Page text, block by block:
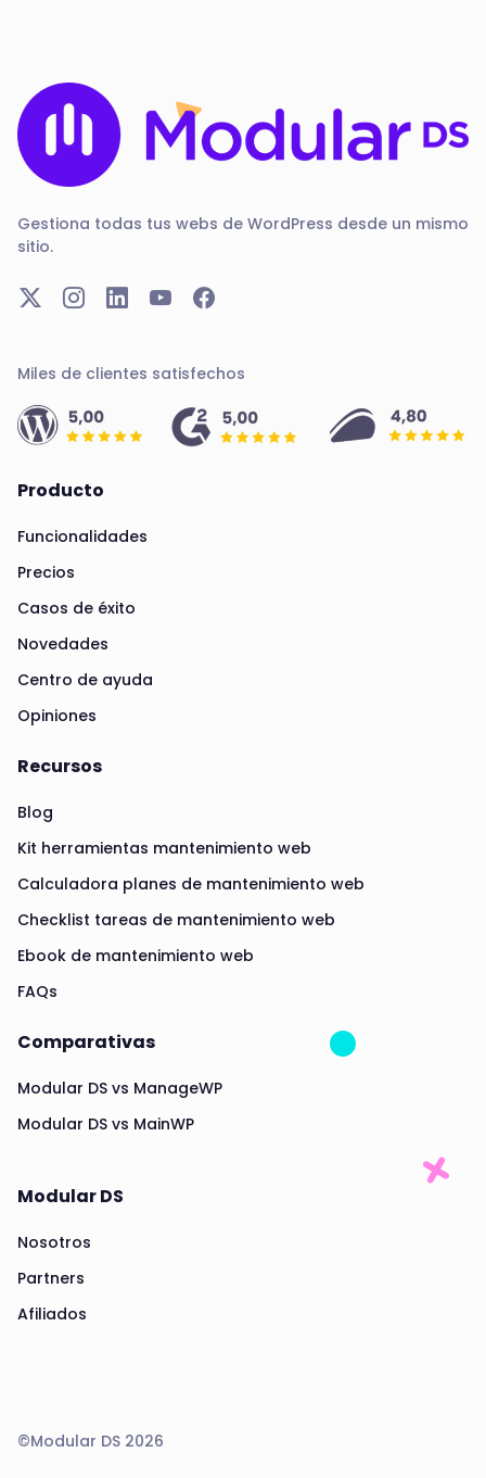
Gestiona todas tus webs de WordPress desde un mismo
sitio.
Miles de clientes satisfechos
Producto
Funcionalidades
Precios
Casos de éxito
Novedades
Centro de ayuda
Opiniones
Recursos
Blog
Kit herramientas mantenimiento web
Calculadora planes de mantenimiento web
Checklist tareas de mantenimiento web
Ebook de mantenimiento web
FAQs
Comparativas
Modular DS vs ManageWP
Modular DS vs MainWP
Modular DS
Nosotros
Partners
Afiliados
©Modular DS 2026